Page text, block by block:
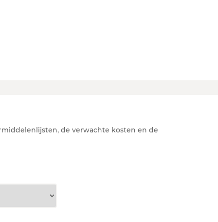
de verwachte kosten en de